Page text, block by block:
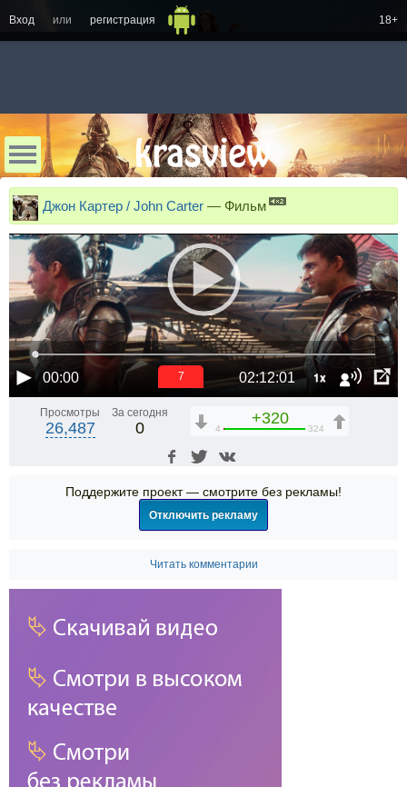
Вход или регистрация 18+
Джон Картер / John Carter — Фильм
00:00 02:12:01 1x
6
Просмотры
26,487
За сегодня
0
+320
4 324
Поддержите проект — смотрите без рекламы!
Отключить рекламу
Читать комментарии